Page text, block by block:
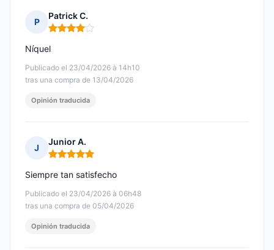
P
Patrick C.
Nota: 4 de 5
Publicado el 23/04/2026 à 14h10
tras una compra de 13/04/2026
Níquel
Opinión traducida
J
Junior A.
Nota: 5 de 5
Publicado el 23/04/2026 à 06h48
tras una compra de 05/04/2026
Siempre tan satisfecho
Opinión traducida